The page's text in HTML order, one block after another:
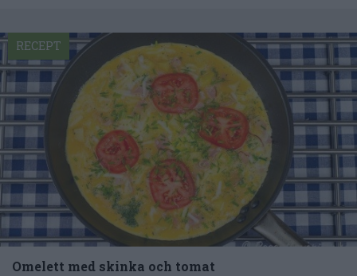
Omelett med skinka och tomat
RECEPT